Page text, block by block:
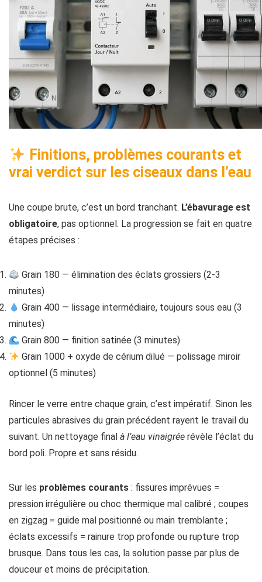
Finitions, problèmes courants et
vrai verdict sur les ciseaux dans l’eau
Une coupe brute, c’est un bord tranchant. L’ébavurage est
obligatoire, pas optionnel. La progression se fait en quatre
étapes précises :
Grain 180 — élimination des éclats grossiers (2-3
minutes)
Grain 400 — lissage intermédiaire, toujours sous eau (3
minutes)
Grain 800 — finition satinée (3 minutes)
Grain 1000 + oxyde de cérium dilué — polissage miroir
optionnel (5 minutes)
Rincer le verre entre chaque grain, c’est impératif. Sinon les
particules abrasives du grain précédent rayent le travail du
suivant. Un nettoyage final à l’eau vinaigrée révèle l’éclat du
bord poli. Propre et sans résidu.
Sur les problèmes courants : fissures imprévues =
pression irrégulière ou choc thermique mal calibré ; coupes
en zigzag = guide mal positionné ou main tremblante ;
éclats excessifs = rainure trop profonde ou rupture trop
brusque. Dans tous les cas, la solution passe par plus de
douceur et moins de précipitation.